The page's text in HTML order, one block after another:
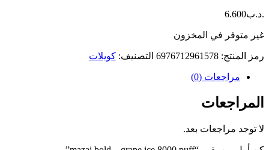
.د.ب6.600
غير متوفر في المخزون
رمز المنتج: 6976712961578 التصنيف: كويلات
مراجعات (0)
المراجعات
لا توجد مراجعات بعد.